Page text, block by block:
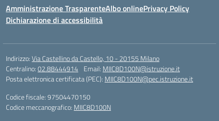
Amministrazione TrasparenteAlbo onlinePrivacy Policy
Dichiarazione di accessibilità
Indirizzo:Via Castellino da Castello, 10 - 20155 Milano
Centralino:02.88444914 Email: MIIC8D100N@istruzione.it
Posta elettronica certificata (PEC): MIIC8D100N@pec.istruzione.it
Codice fiscale: 97504470150
Codice meccanografico: MIIC8D100N